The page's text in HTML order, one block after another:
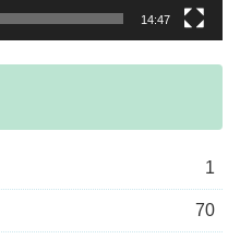
14:47
1
70